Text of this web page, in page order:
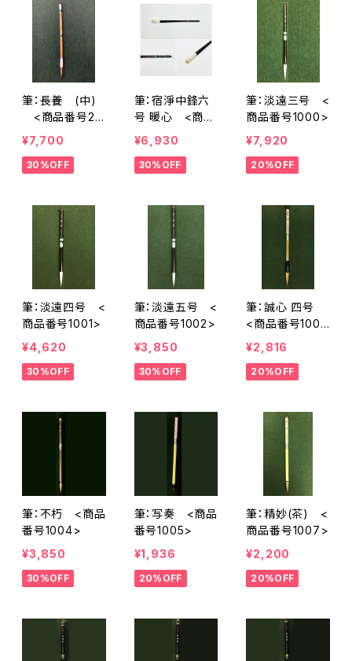
筆：長養 (中)
<商品番号21
20>
¥7,700
30%OFF
筆：宿淨中鋒六
号 暖心 <商品
番号2121>
¥6,930
30%OFF
筆：淡遠三号 <
商品番号1000>
¥7,920
20%OFF
筆：淡遠四号 <
商品番号1001>
¥4,620
30%OFF
筆：淡遠五号 <
商品番号1002>
¥3,850
30%OFF
筆：誠心 四号
<商品番号1003
>
¥2,816
20%OFF
筆：不朽 <商品
番号1004>
¥3,850
30%OFF
筆：写奏 <商品
番号1005>
¥1,936
20%OFF
筆：精妙(茶) <
商品番号1007>
¥2,200
20%OFF